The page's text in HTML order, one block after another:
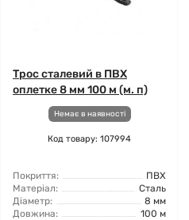
Трос сталевий в ПВХ
оплетке 8 мм 100 м (м. п)
Немає в наявності
Код товару: 107994
Покриття:
ПВХ
Матеріал:
Сталь
Діаметр:
8 мм
Довжина:
100 м